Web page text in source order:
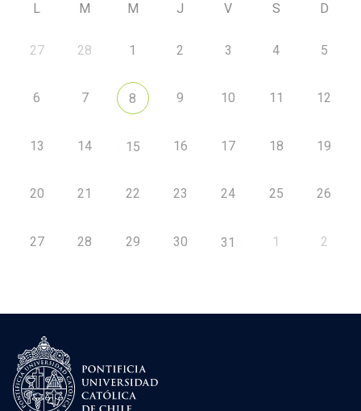
L M M J V S D
27 28 1 2 3 4 5
6 7 8 9 10 11 12
13 14 15 16 17 18 19
20 21 22 23 24 25 26
27 28 29 30 31 1 2